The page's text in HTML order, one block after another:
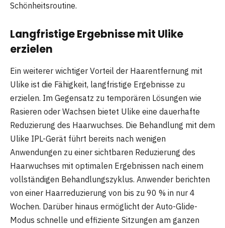
Schönheitsroutine.
Langfristige Ergebnisse mit Ulike
erzielen
Ein weiterer wichtiger Vorteil der Haarentfernung mit
Ulike ist die Fähigkeit, langfristige Ergebnisse zu
erzielen. Im Gegensatz zu temporären Lösungen wie
Rasieren oder Wachsen bietet Ulike eine dauerhafte
Reduzierung des Haarwuchses. Die Behandlung mit dem
Ulike IPL-Gerät führt bereits nach wenigen
Anwendungen zu einer sichtbaren Reduzierung des
Haarwuchses mit optimalen Ergebnissen nach einem
vollständigen Behandlungszyklus. Anwender berichten
von einer Haarreduzierung von bis zu 90 % in nur 4
Wochen. Darüber hinaus ermöglicht der Auto-Glide-
Modus schnelle und effiziente Sitzungen am ganzen